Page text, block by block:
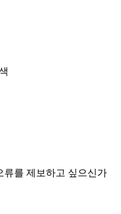
류를 제보하고 싶으신가